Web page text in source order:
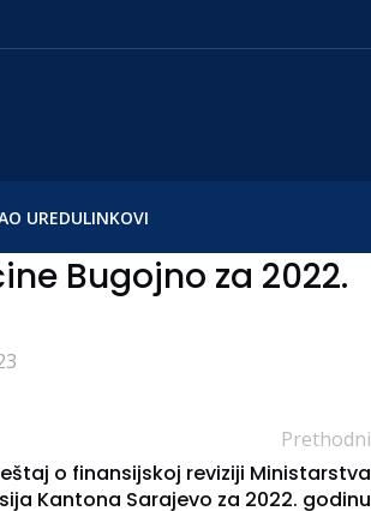
O UREDULINKOVI
Bugojno za 2022.
Prethodni
o finansijskoj reviziji Ministarstva
Kantona Sarajevo za 2022. godinu